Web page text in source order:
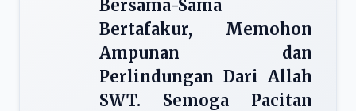
Bersama-Sama
Bertafakur, Memohon
Ampunan dan
Perlindungan Dari Allah
SWT. Semoga Pacitan